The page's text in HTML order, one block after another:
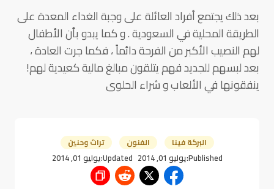
بعد ذلك يجتمع أفراد العائلة على وجبة الغداء المعدة على
الطريقة المحلية في السعودية . و كما يبدو بأن الأطفال
لهم النصيب الأكبر من الفرحة دائماً ، فكما جرت العادة ،
بعد لبسهم للجديد فهم يتلقون مبالغ مالية كعيدية لهم!
ينفقونها في الألعاب و شراء الحلوى
البركة فينا الفنون تراث وحنين
Published:يوليو 01, 2014 Updated:يوليو 01, 2014